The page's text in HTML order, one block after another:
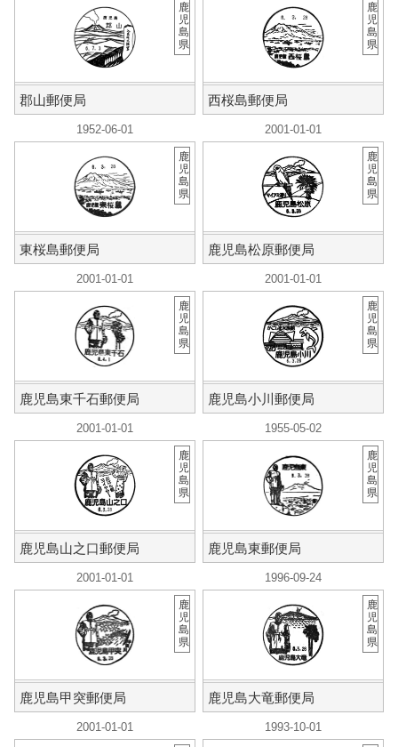
郡山郵便局
鹿
児
島
県
西桜島郵便局
鹿
児
島
県
1952-06-01
東桜島郵便局
鹿
児
島
県
2001-01-01
鹿児島松原郵便局
鹿
児
島
県
2001-01-01
鹿児島東千石郵便局
鹿
児
島
県
2001-01-01
鹿児島小川郵便局
鹿
児
島
県
2001-01-01
鹿児島山之口郵便局
鹿
児
島
県
1955-05-02
鹿児島東郵便局
鹿
児
島
県
2001-01-01
鹿児島甲突郵便局
鹿
児
島
県
1996-09-24
鹿児島大竜郵便局
鹿
児
島
県
2001-01-01 1993-10-01